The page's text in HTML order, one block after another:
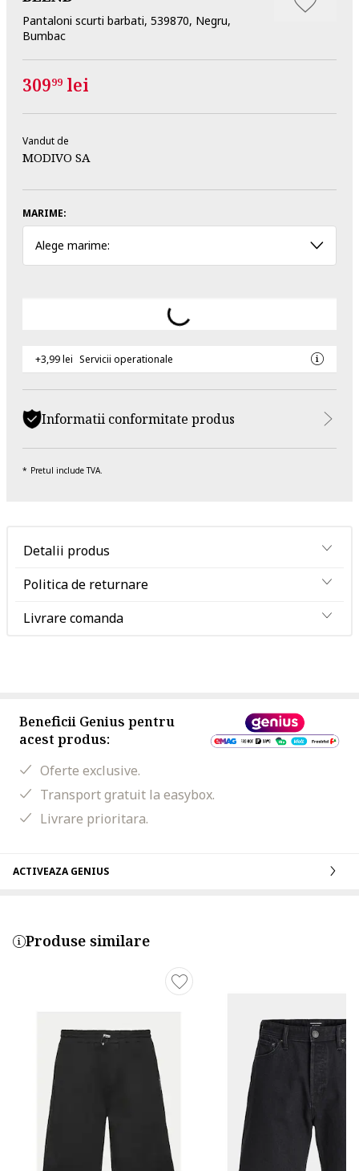
Pantaloni scurti barbati, 539870, Negru,
Bumbac
30999 lei
Vandut de
MODIVO SA
MARIME:
Alege marime:
+3,99 lei Servicii operationale
Informatii conformitate produs
Pretul include TVA.
Detalii produs
Politica de returnare
Livrare comanda
Beneficii Genius pentru
acest produs:
Oferte exclusive.
Transport gratuit la easybox.
Livrare prioritara.
ACTIVEAZA GENIUS
Produse similare